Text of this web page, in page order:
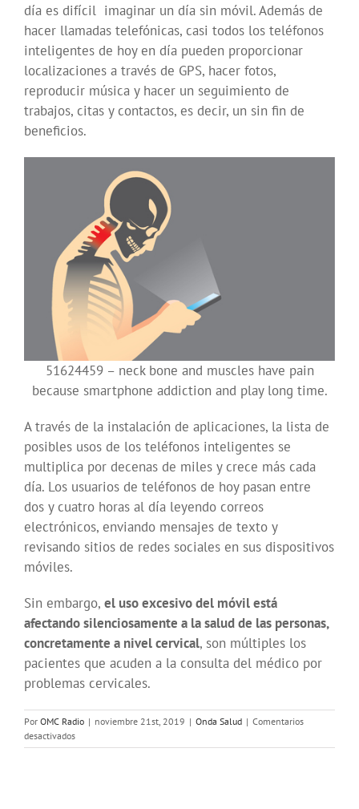
día es difícil imaginar un día sin móvil. Además de
hacer llamadas telefónicas, casi todos los teléfonos
inteligentes de hoy en día pueden proporcionar
localizaciones a través de GPS, hacer fotos,
reproducir música y hacer un seguimiento de
trabajos, citas y contactos, es decir, un sin fin de
beneficios.
51624459 – neck bone and muscles have pain
because smartphone addiction and play long time.
A través de la instalación de aplicaciones, la lista de
posibles usos de los teléfonos inteligentes se
multiplica por decenas de miles y crece más cada
día. Los usuarios de teléfonos de hoy pasan entre
dos y cuatro horas al día leyendo correos
electrónicos, enviando mensajes de texto y
revisando sitios de redes sociales en sus dispositivos
móviles.
Sin embargo, el uso excesivo del móvil está
afectando silenciosamente a la salud de las personas,
concretamente a nivel cervical, son múltiples los
pacientes que acuden a la consulta del médico por
problemas cervicales.
Por OMC Radio | noviembre 21st, 2019 | Onda Salud | Comentarios
desactivadosen
Onda